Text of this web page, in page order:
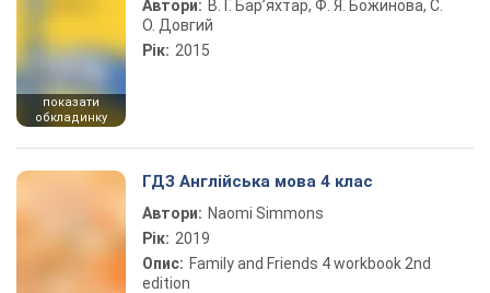
показати
обкладинку
Автори: В. Г. Бар’яхтар, Ф. Я. Божинова, С.
О. Довгий
Рік: 2015
ГДЗ Англійська мова 4 клас
Автори: Naomi Simmons
Рік: 2019
Опис: Family and Friends 4 workbook 2nd
edition